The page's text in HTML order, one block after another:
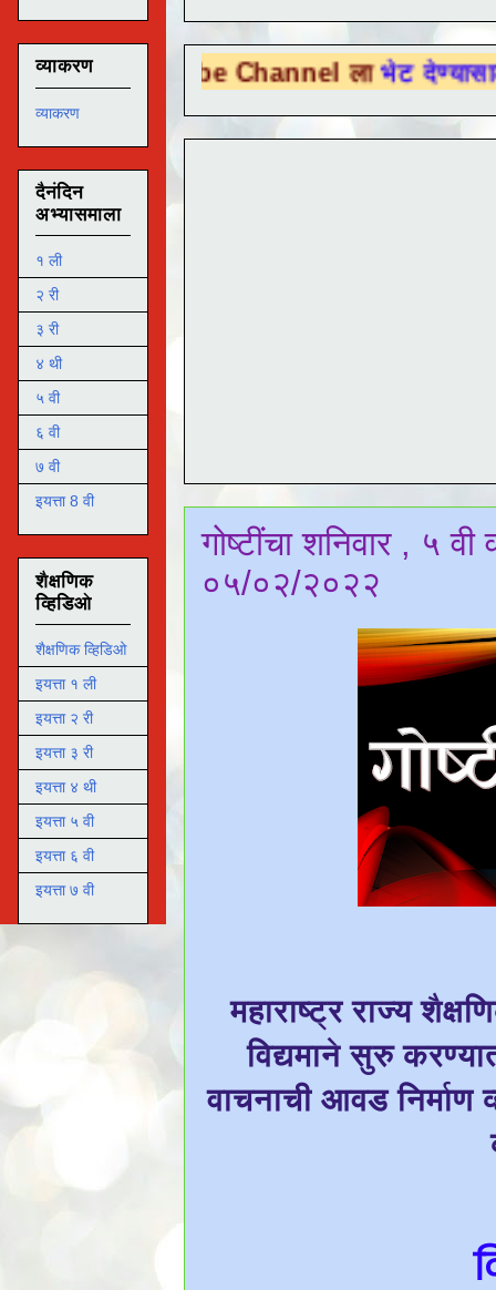
Tube Channel लाभेट देण्यासाठी येथे क्लिक
गोष्टींचा शनिवार , ५
०५/०२/२०२२
महाराष्ट्र राज्य
विद्यमाने सुरु
वाचनाची आवड निर्माण
व्याकरण
व्याकरण
दैनंदिन
अभ्यासमाला
१ ली
२ री
३ री
४ थी
५ वी
६ वी
७ वी
इयत्ता 8 वी
शैक्षणिक
व्हिडिओ
शैक्षणिक व्हिडिओ
इयत्ता १ ली
इयत्ता २ री
इयत्ता ३ री
इयत्ता ४ थी
इयत्ता ५ वी
इयत्ता ६ वी
इयत्ता ७ वी